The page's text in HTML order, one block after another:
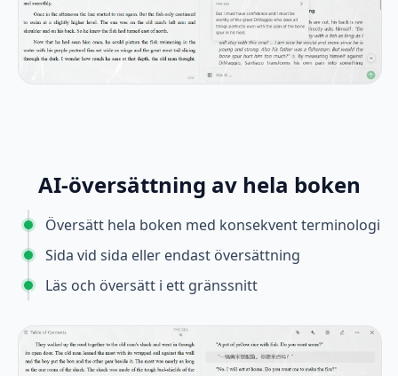
AI-översättning av hela boken
Översätt hela boken med konsekvent terminologi
Sida vid sida eller endast översättning
Läs och översätt i ett gränssnitt